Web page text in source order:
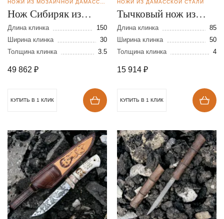
Нож Сибиряк из
мозаичной дамасской
стали
Длина клинка
150
Ширина клинка
30
Толщина клинка
3.5
49 862 ₽
КУПИТЬ В 1 КЛИК
НОЖИ ИЗ ДАМАССКОЙ СТАЛИ
Тычковый нож из
дамасской стали
Длина клинка
85
Ширина клинка
50
Толщина клинка
4
15 914 ₽
КУПИТЬ В 1 КЛИК